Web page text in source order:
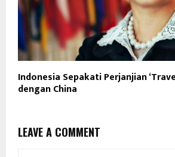
Indonesia Sepakati Perjanjian
dengan China
LEAVE A COMMENT